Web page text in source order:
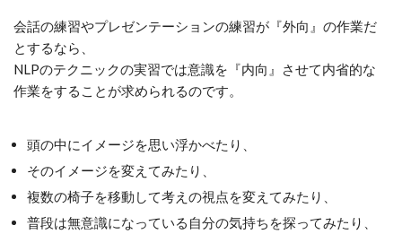
会話の練習やプレゼンテーションの練習が『外向』の作業だ
とするなら、
NLPのテクニックの実習では意識を『内向』させて内省的な
作業をすることが求められるのです。
頭の中にイメージを思い浮かべたり、
そのイメージを変えてみたり、
複数の椅子を移動して考えの視点を変えてみたり、
普段は無意識になっている自分の気持ちを探ってみたり、